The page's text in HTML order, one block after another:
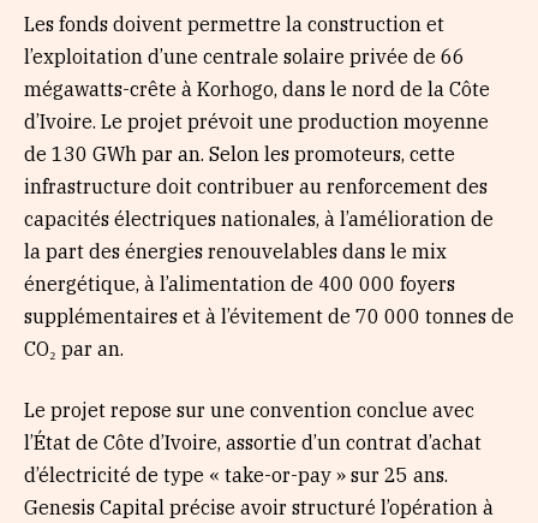
Les fonds doivent permettre la construction et
l’exploitation d’une centrale solaire privée de 66
mégawatts-crête à Korhogo, dans le nord de la Côte
d’Ivoire. Le projet prévoit une production moyenne
de 130 GWh par an. Selon les promoteurs, cette
infrastructure doit contribuer au renforcement des
capacités électriques nationales, à l’amélioration de
la part des énergies renouvelables dans le mix
énergétique, à l’alimentation de 400 000 foyers
supplémentaires et à l’évitement de 70 000 tonnes de
CO₂ par an.
Le projet repose sur une convention conclue avec
l’État de Côte d’Ivoire, assortie d’un contrat d’achat
d’électricité de type « take-or-pay » sur 25 ans.
Genesis Capital précise avoir structuré l’opération à